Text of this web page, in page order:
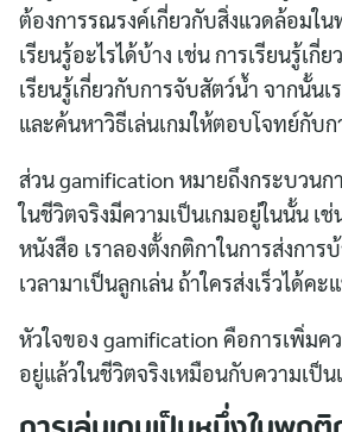
ต้องการรณรงค์เกี่ยวกับสิ่งแวดล้อมใน
เรียนรู้อะไรได้บ้าง เช่น การเรียนรู้เกี่
เรียนรู้เกี่ยวกับการจับสัตว์น้ำ จากนั้น
และค้นหาวิธีเล่นเกมให้ตอบโจทย์กับก
ส่วน gamification หมายถึงกระบวน
ในชีวิตจริงมีความเป็นเกมอยู่ในนั้น เ
หนังสือ เราลองตั้งกติกาในการส่งการ
เวลามาเป็นลูกเล่น ถ้าใครส่งเร็วได้คะ
หัวใจของ gamification คือการเพิ่มค
อยู่แล้วในชีวิตจริงเหมือนกับความเป็น